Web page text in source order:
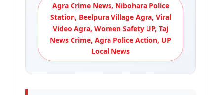
Agra Crime News, Nibohara Police
Station, Beelpura Village Agra, Viral
Video Agra, Women Safety UP, Taj
News Crime, Agra Police Action, UP
Local News